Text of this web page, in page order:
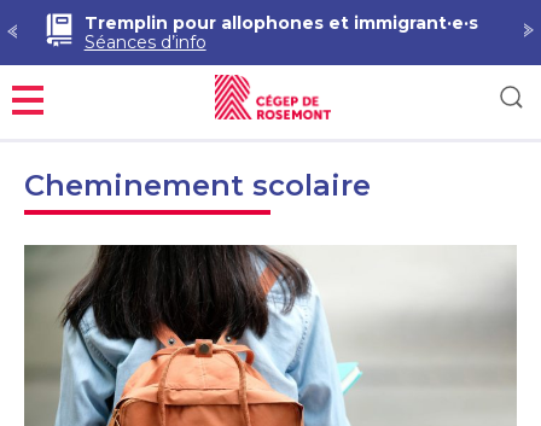
Tremplin pour allophones et immigrant·e·s
Séances d’info
Menu
Cheminement scolaire